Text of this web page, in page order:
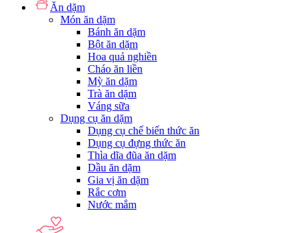
Ăn dặm
Món ăn dặm
Bánh ăn dặm
Bột ăn dặm
Hoa quả nghiền
Cháo ăn liền
Mỳ ăn dặm
Trà ăn dặm
Váng sữa
Dụng cụ ăn dặm
Dụng cụ chế biến thức ăn
Dụng cụ đựng thức ăn
Thìa dĩa đũa ăn dặm
Dầu ăn dặm
Gia vị ăn dặm
Rắc cơm
Nước mắm